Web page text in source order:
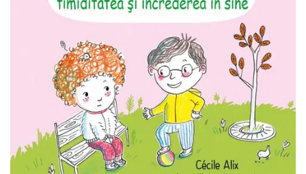
KidConnection
Minte Corp
New Illuminati Files
Numerologie
Paranormal
Parapsihologie
Ramtha
Audiobook